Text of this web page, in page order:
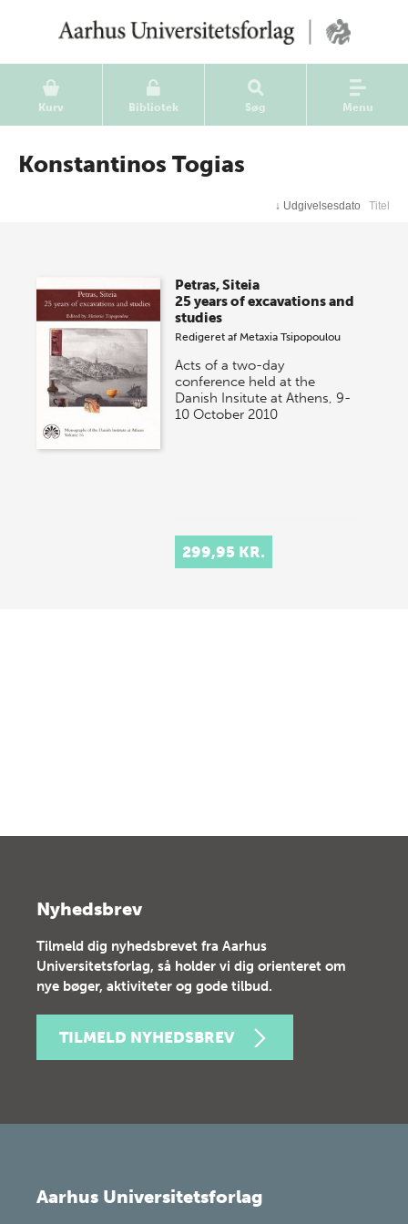
Kurv Bibliotek Søg Menu
Konstantinos Togias
↓ Udgivelsesdato Titel
Petras, Siteia
25 years of excavations and
studies
Redigeret af Metaxia Tsipopoulou
Acts of a two-day
conference held at the
Danish Insitute at Athens, 9-
10 October 2010
299,95 KR.
Nyhedsbrev
Tilmeld dig nyhedsbrevet fra Aarhus
Universitetsforlag, så holder vi dig orienteret om
nye bøger, aktiviteter og gode tilbud.
TILMELD NYHEDSBREV
Aarhus Universitetsforlag